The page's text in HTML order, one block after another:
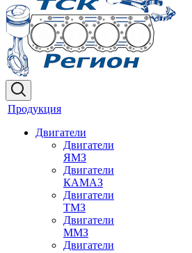
Продукция
Двигатели
Двигатели
ЯМЗ
Двигатели
КАМАЗ
Двигатели
ТМЗ
Двигатели
ММЗ
Двигатели